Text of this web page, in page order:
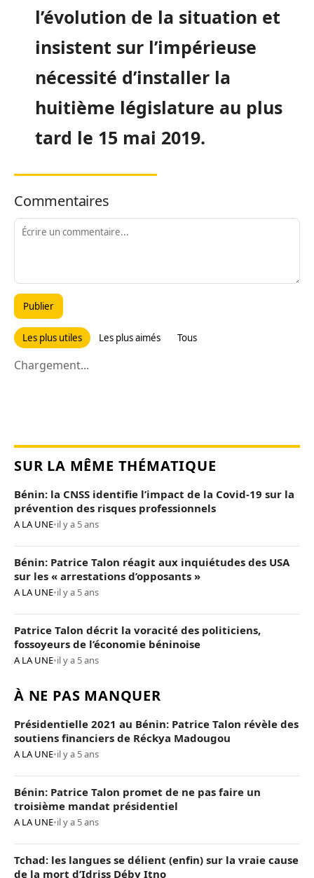
l’évolution de la situation et
insistent sur l’impérieuse
nécessité d’installer la
huitième législature au plus
tard le 15 mai 2019.
Commentaires
Publier
Les plus utiles Les plus aimés Tous
Chargement...
SUR LA MÊME THÉMATIQUE
Bénin: la CNSS identifie l’impact de la Covid-19 sur la
prévention des risques professionnels
A LA UNE•il y a 5 ans
Bénin: Patrice Talon réagit aux inquiétudes des USA
sur les « arrestations d’opposants »
A LA UNE•il y a 5 ans
Patrice Talon décrit la voracité des politiciens,
fossoyeurs de l’économie béninoise
A LA UNE•il y a 5 ans
À NE PAS MANQUER
Présidentielle 2021 au Bénin: Patrice Talon révèle des
soutiens financiers de Réckya Madougou
A LA UNE•il y a 5 ans
Bénin: Patrice Talon promet de ne pas faire un
troisième mandat présidentiel
A LA UNE•il y a 5 ans
Tchad: les langues se délient (enfin) sur la vraie cause
de la mort d’Idriss Déby Itno